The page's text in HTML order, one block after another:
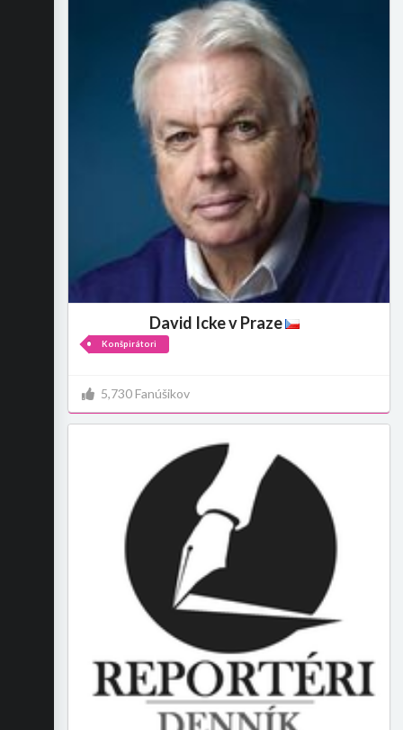
David Icke v Praze
Konšpirátori
5,730 Fanúšikov